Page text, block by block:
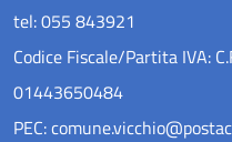
tel: 055 843921
Codice Fiscale/Partita IVA:
01443650484
PEC: